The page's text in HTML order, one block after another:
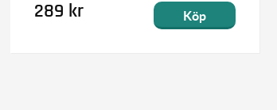
289 kr Köp